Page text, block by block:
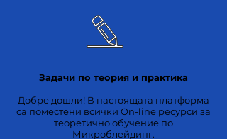
Задачи по теория и практика
Добре дошли! В настоящата платформа
са поместени всички On-line ресурси за
теоретично обучение по
Микроблейдинг.